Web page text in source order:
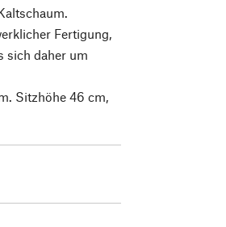
Fertigung,
sich daher um
Sitzhöhe 46 cm,